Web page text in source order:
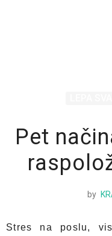
Pet
by
Stres na poslu,